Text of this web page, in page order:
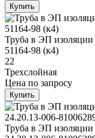
Купить
Труба в ЭП изоляции
51164-98 (к4)
22
Трехслойная
Цена по запросу
Купить
Труба в ЭП изоляции